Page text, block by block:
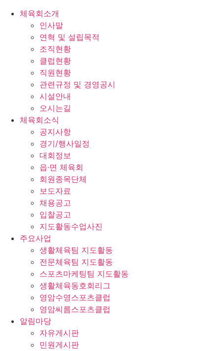
체육회소개
인사말
연혁 및 설립목적
조직현황
클럽현황
직원현황
관련규정 및 경영공시
시설안내
오시는길
체육회소식
공지사항
경기/행사일정
대회정보
읍·면 체육회
회원종목단체
보도자료
채용공고
입찰공고
지도활동수업사진
주요사업
생활체육팀 지도활동
전문체육팀 지도활동
스포츠마케팅팀 지도활동
생활체육동호회리그
영암수영스포츠클럽
영암씨름스포츠클럽
알림마당
자유게시판
민원게시판